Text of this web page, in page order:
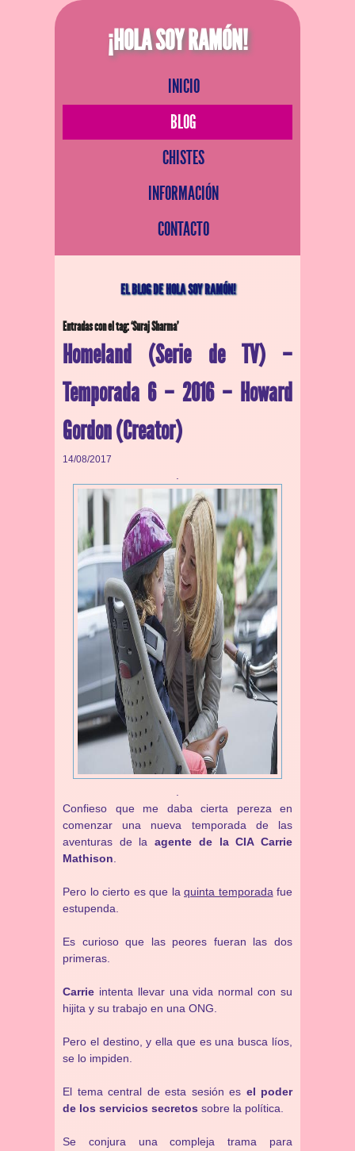
¡HOLA SOY RAMÓN!
INICIO
BLOG
CHISTES
INFORMACIÓN
CONTACTO
EL BLOG DE HOLA SOY RAMÓN!
Entradas con el tag: ‘Suraj Sharma’
Homeland (Serie de TV) –
Temporada 6 – 2016 – Howard
Gordon (Creator)
14/08/2017
Confieso que me daba cierta pereza en
comenzar una nueva temporada de las
aventuras de laagente de la CIA Carrie
Mathison
Pero lo cierto es que la quinta temporada fue
estupenda.
Es curioso que las peores fueran las dos
primeras.
Carrie intenta llevar una vida normal con su
hijita y su trabajo en una ONG.
Pero el destino, y ella que es una busca líos,
se lo impiden.
El tema central de esta sesión es el poder
de los servicios secretos sobre la política.
Se conjura una compleja trama para